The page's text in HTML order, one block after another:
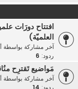
افتتاح دورَات
العلميّة)
آخر مشاركة بواسطة
ردود: 6
مَواضيع تَقترِح
آخر مشاركة بواسطة
ردود: 14